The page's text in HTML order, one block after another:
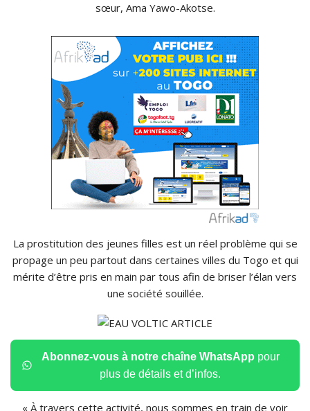
sœur, Ama Yawo-Akotse.
La prostitution des jeunes filles est un réel problème qui se
propage un peu partout dans certaines villes du Togo et qui
mérite d’être pris en main par tous afin de briser l’élan vers
une société souillée.
Abonnez-vous à notre chaîne WhatsApp pour
plus de détails et d’infos.
« À travers cette activité, nous sommes en train de voir